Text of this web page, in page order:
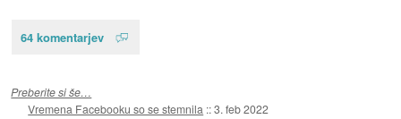
64 komentarjev
Preberite si še…
Vremena Facebooku so se stemnila ::3. feb 2022